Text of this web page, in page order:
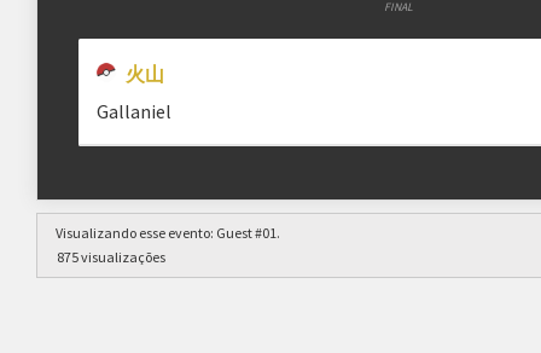
FINAL
火山
Gallaniel
Visualizando esse evento: Guest #01.
875 visualizações